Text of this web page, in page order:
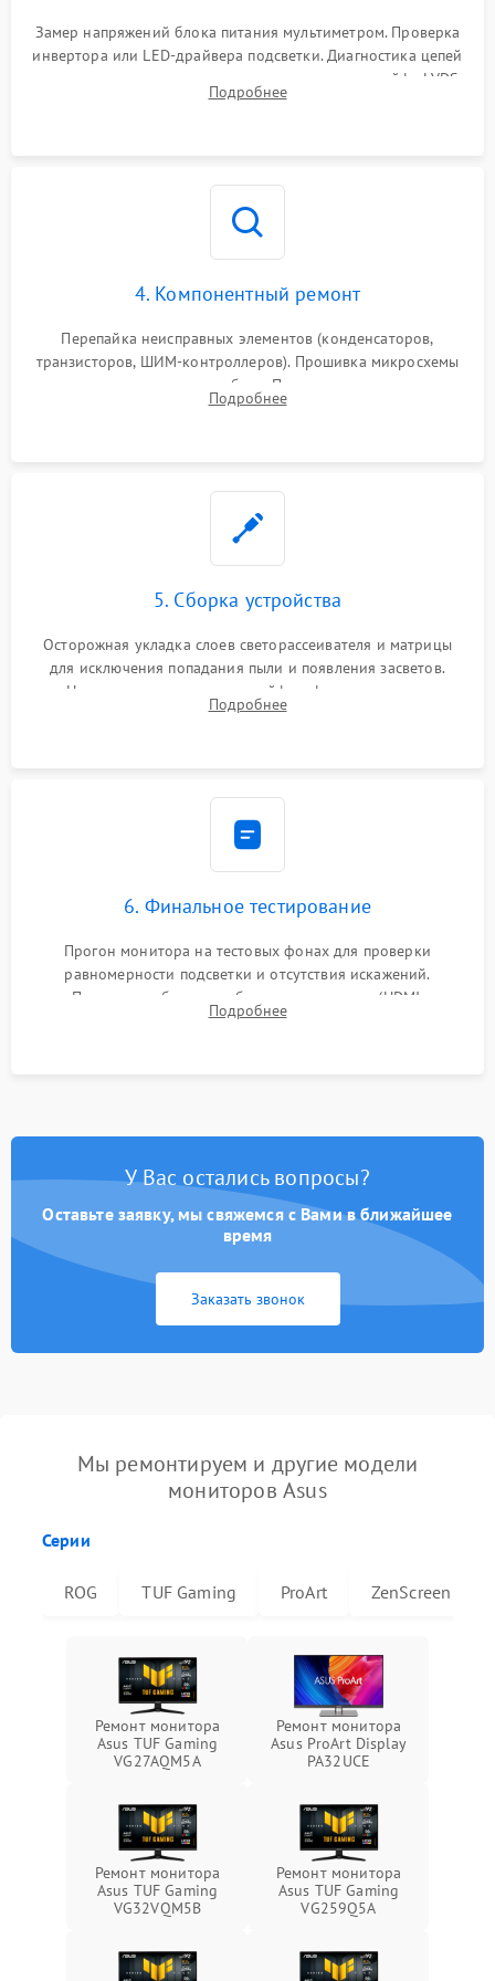
Поломка системы защиты
Замер напряжений блока питания мультиметром. Проверка
инвертора или LED-драйвера подсветки. Диагностика цепей
питания скалера и тестирование сигналов на шлейфе LVDS
Подробнее
4. Компонентный ремонт
Перепайка неисправных элементов (конденсаторов,
транзисторов, ШИМ-контроллеров). Прошивка микросхемы
памяти при программных сбоях. При поломке подсветки —
разборка матрицы и замена выгоревших светодиодов.
Подробнее
5. Сборка устройства
Осторожная укладка слоев светорассеивателя и матрицы
для исключения попадания пыли и появления засветов.
Надежное подключение шлейфов, фиксация плат и
аккуратное защелкивание пластикового корпуса монитора.
Подробнее
6. Финальное тестирование
Прогон монитора на тестовых фонах для проверки
равномерности подсветки и отсутствия искажений.
Проверка работоспособности всех портов (HDMI,
DisplayPort, VGA) и кнопок управления под нагрузкой в
Подробнее
У Вас остались вопросы?
Оставьте заявку, мы свяжемся с Вами в ближайшее
время
Заказать звонок
Мы ремонтируем и другие модели
мониторов Asus
Серии
ROG TUF Gaming ProArt ZenScreen
Ремонт монитора
Asus TUF Gaming
VG27AQM5A
Ремонт монитора
Asus ProArt Display
PA32UCE
Ремонт монитора
Asus TUF Gaming
VG32VQM5B
Ремонт монитора
Asus TUF Gaming
VG259Q5A